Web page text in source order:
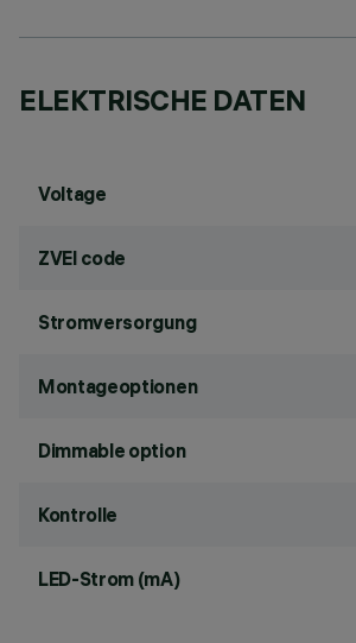
ELEKTRISCHE DATEN
Voltage
ZVEI code
Stromversorgung
Montageoptionen
Dimmable option
Kontrolle
LED-Strom (mA)